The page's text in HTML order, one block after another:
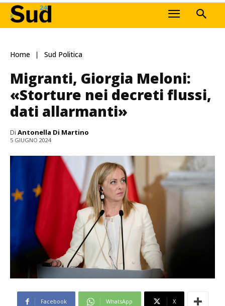
Home Sud Politica
Migranti, Giorgia Meloni:
«Storture nei decreti flussi,
dati allarmanti»
Di Antonella Di Martino
5 GIUGNO 2024
Facebook WhatsApp X